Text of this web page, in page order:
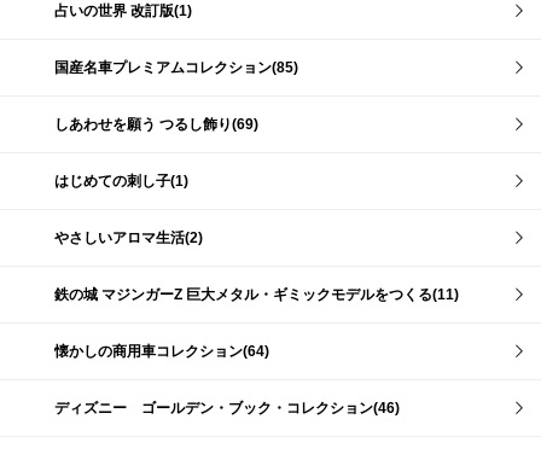
占いの世界 改訂版(1)
国産名車プレミアムコレクション(85)
しあわせを願う つるし飾り(69)
はじめての刺し子(1)
やさしいアロマ生活(2)
鉄の城 マジンガーZ 巨大メタル・ギミックモデルをつくる(11)
懐かしの商用車コレクション(64)
ディズニー ゴールデン・ブック・コレクション(46)